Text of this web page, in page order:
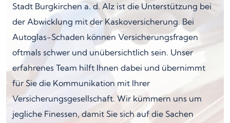
Stadt Burgkirchen a. d. Alz ist die Unterstützung bei
der Abwicklung mit der Kaskoversicherung. Bei
Autoglas-Schaden können Versicherungsfragen
oftmals schwer und unübersichtlich sein. Unser
erfahrenes Team hilft Ihnen dabei und übernimmt
für Sie die Kommunikation mit Ihrer
Versicherungsgesellschaft. Wir kümmern uns um
jegliche Finessen, damit Sie sich auf die Sachen